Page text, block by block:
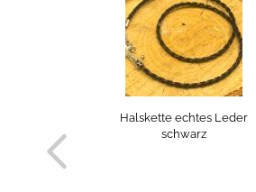
Halskette echtes Leder
schwarz